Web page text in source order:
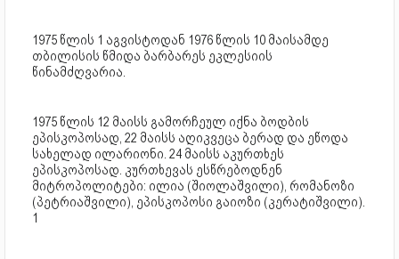
1975 წლის 1 აგვისტოდან 1976 წლის 10 მაისამდე
თბილისის წმიდა ბარბარეს ეკლესიის
წინამძღვარია.
1975 წლის 12 მაისს გამორჩეულ იქნა ბოდბის
ეპისკოპოსად, 22 მაისს აღიკვეცა ბერად და ეწოდა
სახელად ილარიონი. 24 მაისს აკურთხეს
ეპისკოპოსად. კურთხევას ესწრებოდნენ
მიტროპოლიტები: ილია (შიოლაშვილი), რომანოზი
(პეტრიაშვილი), ეპისკოპოსი გაიოზი (კერატიშვილი).
1